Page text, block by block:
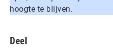
hoogte te blijven.
Deel